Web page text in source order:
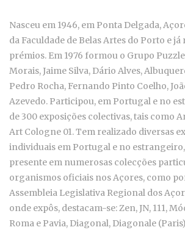
Nasceu em 1946, em Ponta Delgada,
da Faculdade de Belas Artes do Porto e
prémios. Em 1976 formou o Grupo
Morais, Jaime Silva, Dário Alves,
Pedro Rocha, Fernando Pinto Coelho,
Azevedo. Participou, em Portugal e no
de 300 exposições colectivas, tais como
Art Cologne 01. Tem realizado diversas
individuais em Portugal e no
presente em numerosas colecções
organismos oficiais nos Açores, como
Assembleia Legislativa Regional dos
onde expôs, destacam-se: Zen, JN, 111,
Roma e Pavia, Diagonal, Diagonale